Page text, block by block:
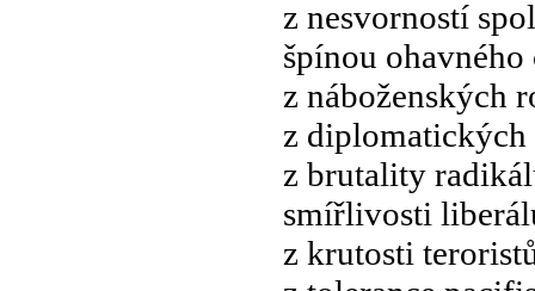
z nesvorností
špínou
z náboženských
z diplomatických
z brutality
smířlivosti
z krutosti